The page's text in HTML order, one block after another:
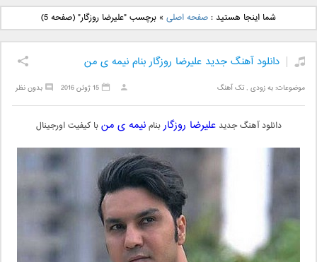
دانلود آهنگ جدید بهنام
بانی بنام قرص قمر 2
دانلود آهنگ جدید علی
یاسینی بنام دورترین نزدیک
شما اینجا هستید :صفحه اصلی »برچسب "علیرضا روزگار"(صفحه 5)
دانلود آهنگ جدید علیرضا روزگار بنام نیمه ی من
موضوعات:به زودی ,تک آهنگ بدون نظر 15 ژوئن 2016
دانلود آهنگ جدیدعلیرضا روزگاربنامنیمه ی منبا کیفیت اورجینال